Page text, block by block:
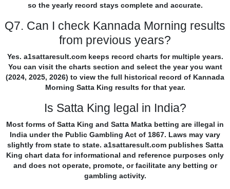
so the yearly record stays complete and accurate.
Q7. Can I check Kannada Morning results
from previous years?
Yes. a1sattaresult.com keeps record charts for multiple years.
You can visit the charts section and select the year you want
(2024, 2025, 2026) to view the full historical record of Kannada
Morning Satta King results for that year.
Is Satta King legal in India?
Most forms of Satta King and Satta Matka betting are illegal in
India under the Public Gambling Act of 1867. Laws may vary
slightly from state to state. a1sattaresult.com publishes Satta
King chart data for informational and reference purposes only
and does not operate, promote, or facilitate any betting or
gambling activity.